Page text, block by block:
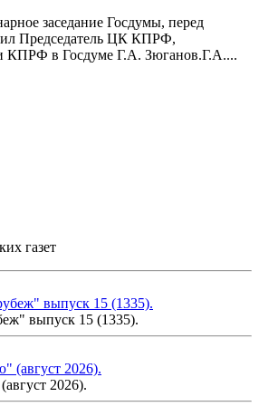
заседание Госдумы, перед
Председатель ЦК КПРФ,
КПРФ в Госдуме Г.А. Зюганов.Г.А....
газет
выпуск 15 (1335).
2026).